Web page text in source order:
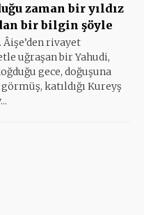
zaman bir yıldız
bir bilgin şöyle
Âişe’den rivayet
uğraşan bir Yahudi,
gece, doğuşuna
katıldığı Kureyş